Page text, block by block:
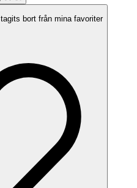
bort från mina favoriter